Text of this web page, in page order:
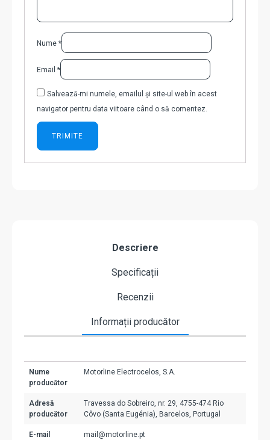
Nume *
Email *
Salvează-mi numele, emailul și site-ul web în acest
navigator pentru data viitoare când o să comentez.
Descriere
Specificații
Recenzii
Informații producător
Nume
producător
Motorline Electrocelos, S.A.
Adresă
producător
Travessa do Sobreiro, nr. 29, 4755-474 Rio
Côvo (Santa Eugénia), Barcelos, Portugal
E-mail
mail@motorline.pt